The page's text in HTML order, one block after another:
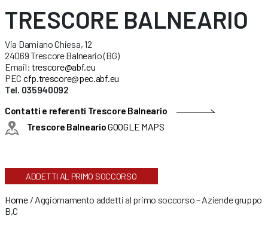
TRESCORE BALNEARIO
Via Damiano Chiesa, 12
24069 Trescore Balneario (BG)
Email: trescore@abf.eu
PEC cfp.trescore@pec.abf.eu
Tel. 035940092
Contatti e referenti Trescore Balneario
Trescore BalnearioGOOGLE MAPS
ADDETTI AL PRIMO SOCCORSO
Home/ Aggiornamento addetti al primo soccorso – Aziende gruppo
B,C